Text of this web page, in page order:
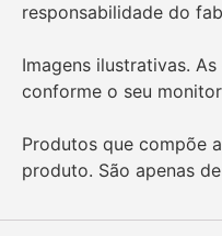
responsabilidade do
Imagens ilustrativas.
conforme o seu
Produtos que compõe
produto. São apenas